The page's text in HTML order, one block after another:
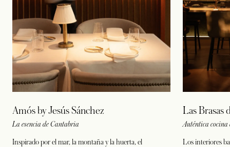
Amós by Jesús Sánchez
La esencia de Cantabria
Inspirado por el mar, la montaña y la huerta, el
Las Brasas
Auténtica
Los interiores